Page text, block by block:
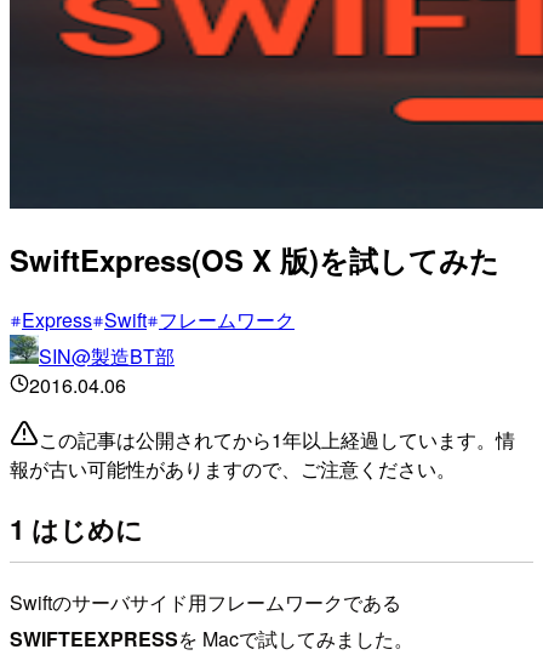
SwiftExpress(OS X 版)を試してみた
Express Swift フレームワーク
SIN@製造BT部
2016.04.06
この記事は公開されてから1年以上経過しています。情
報が古い可能性がありますので、ご注意ください。
1 はじめに
Swiftのサーバサイド用フレームワークである
SWIFTEEXPRESSを Macで試してみました。